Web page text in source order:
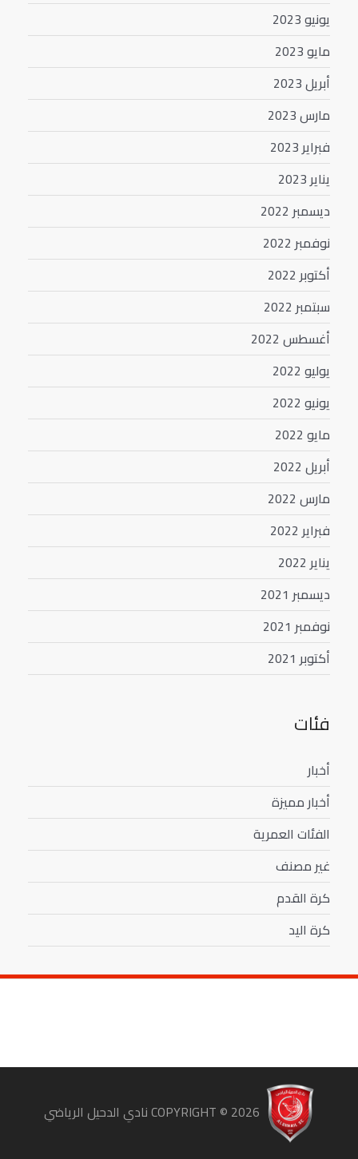
يونيو 2023
مايو 2023
أبريل 2023
مارس 2023
فبراير 2023
يناير 2023
ديسمبر 2022
نوفمبر 2022
أكتوبر 2022
سبتمبر 2022
أغسطس 2022
يوليو 2022
يونيو 2022
مايو 2022
أبريل 2022
مارس 2022
فبراير 2022
يناير 2022
ديسمبر 2021
نوفمبر 2021
أكتوبر 2021
فئات
أخبار
أخبار مميزة
الفئات العمرية
غير مصنف
كرة القدم
كرة اليد
2026 نادي الدحيل الرياضي